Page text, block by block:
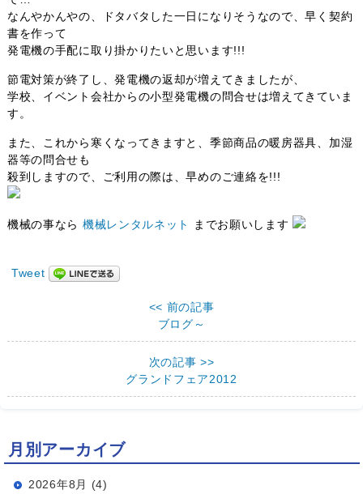
なんやかんやの、ドタバタした一日になりそうなので、早く契約
書を作って
発電機の手配に取り掛かりたいと思います!!!
節電対策が終了し、発電機の返却が増えてきましたが、
学校、イベント会社からの小型発電機の問合せは増えてきていま
す。
また、これから寒くなってきますと、季節商品の暖房器具、加湿
器等の問合せも
殺到しますので、ご利用の際は、早めのご連絡を!!!
機械の事なら 機械レンタルネット までお願いします
Tweet
<< 前の記事
ブログ～
次の記事 >>
グランドフェア2012
月別アーカイブ
2026年8月 (4)